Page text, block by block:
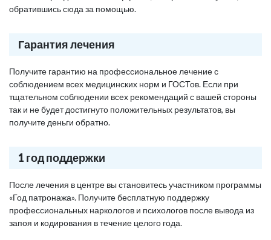
обратившись сюда за помощью.
Гарантия лечения
Получите гарантию на профессиональное лечение с
соблюдением всех медицинских норм и ГОСТов. Если при
тщательном соблюдении всех рекомендаций с вашей стороны
так и не будет достигнуто положительных результатов, вы
получите деньги обратно.
1 год поддержки
После лечения в центре вы становитесь участником программы
«Год патронажа». Получите бесплатную поддержку
профессиональных наркологов и психологов после вывода из
запоя и кодирования в течение целого года.